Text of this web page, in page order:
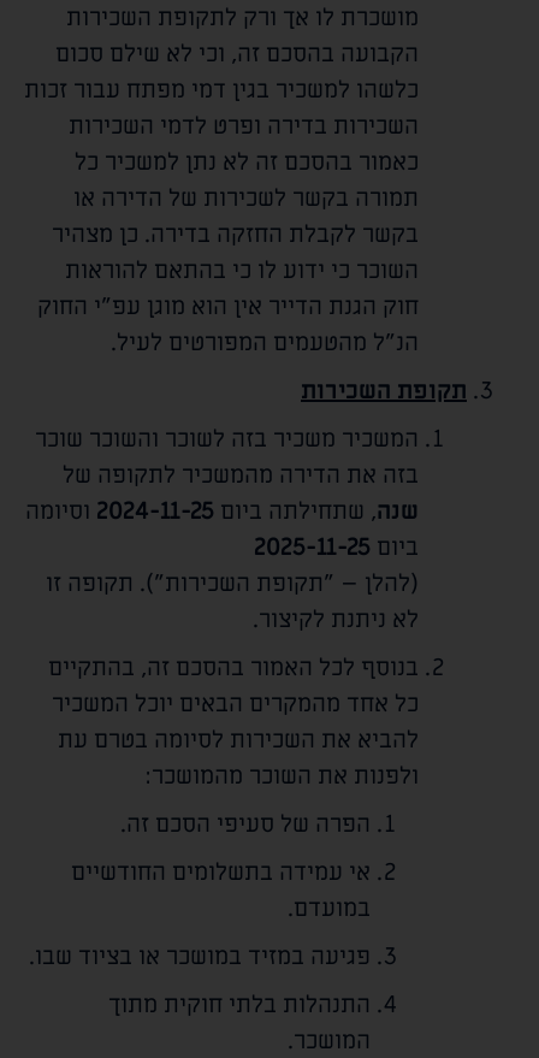
מושכרת לו אך ורק לתקופת השכירות
הקבועה בהסכם זה, וכי לא שילם סכום
כלשהו למשכיר בגין דמי מפתח עבור זכות
השכירות בדירה ופרט לדמי השכירות
כאמור בהסכם זה לא נתן למשכיר כל
תמורה בקשר לשכירות של הדירה או
בקשר לקבלת החזקה בדירה. כן מצהיר
השוכר כי ידוע לו כי בהתאם להוראות
חוק הגנת הדייר אין הוא מוגן עפ"י החוק
הנ"ל מהטעמים המפורטים לעיל.
תקופת השכירות
המשכיר משכיר בזה לשוכר והשוכר שוכר
בזה את הדירה מהמשכיר לתקופה של
שנה, שתחילתה ביום 2024-11-25 וסיומה
ביום 2025-11-25
(להלן – "תקופת השכירות"). תקופה זו
לא ניתנת לקיצור.
בנוסף לכל האמור בהסכם זה, בהתקיים
כל אחד מהמקרים הבאים יוכל המשכיר
להביא את השכירות לסיומה בטרם עת
ולפנות את השוכר מהמושכר:
הפרה של סעיפי הסכם זה.
אי עמידה בתשלומים החודשיים
במועדם.
פגיעה במזיד במושכר או בציוד שבו.
התנהלות בלתי חוקית מתוך
המושכר.